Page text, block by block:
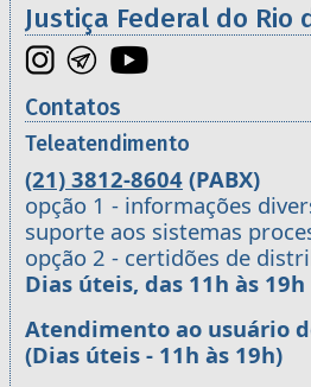
Justiça Federal do Rio
Contatos
Teleatendimento
(21) 3812-8604 (PABX)
opção 1 - informações
suporte aos sistemas
opção 2 - certidões de
Dias úteis, das 11h às 19h
Atendimento ao usuário
(Dias úteis - 11h às 19h)